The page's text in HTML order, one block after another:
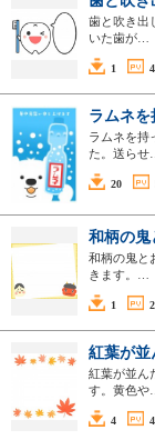
歯と吹き出
いた歯が…
1
ラムネ
ラムネを持
た。送らせ…
20
和柄の
和柄の鬼と
きます。…
1
紅葉が
紅葉が並ん
す。黄色や…
4